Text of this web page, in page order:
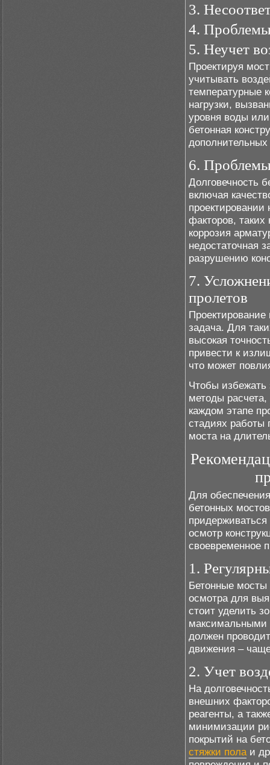
3.
4.
5. Неучет
Проектируя
учитывать
температурные
нагрузки,
уровня воды
бетонная
6.
Долговечность
включая
факторов,
коррозия
недостаточная
разрушению
7.
пролетов
задача. Для
высокая
привести к
что может
Чтобы избежать
методы
каждом этапе
стадиях работы
моста на
Для
бетонных
осмотр
своевременное
1.
Бетонные мосты
осмотра для
стоит уделить
максимальными
должен
движения –
2. Учет
На
внешних
реагенты, а
минимизации
покрытий на
стяжки полаи